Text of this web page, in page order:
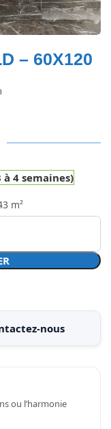
– 60X120
4 semaines)
m²
nous
ou l’harmonie